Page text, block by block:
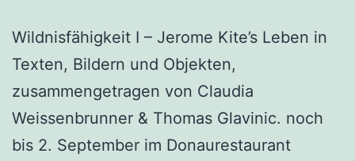
Wildnisfähigkeit I – Jerome Kite’s Leben in
Texten, Bildern und Objekten,
zusammengetragen von Claudia
Weissenbrunner & Thomas Glavinic. noch
bis 2. September im Donaurestaurant